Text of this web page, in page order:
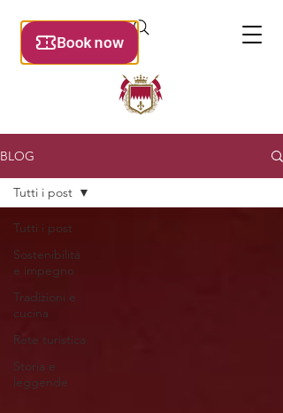
BLOG
Tutti i post
Sostenibilità
e impegno
Tradizioni e
cucina
Rete turistica
Storia e
leggende
Tutti i post